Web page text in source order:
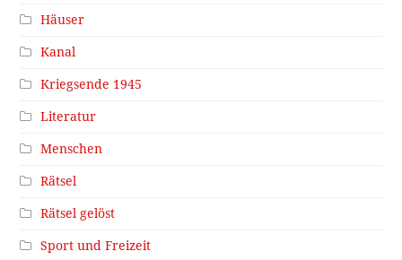
Häuser
Kanal
Kriegsende 1945
Literatur
Menschen
Rätsel
Rätsel gelöst
Sport und Freizeit